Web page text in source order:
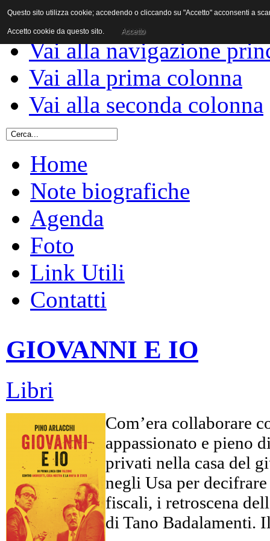
Vai al contenuto
Vai alla navigazione
Vai alla prima colonna
Vai alla seconda colonna
Home
Note biografiche
Agenda
Foto
Link Utili
Contatti
GIOVANNI E IO
Libri
Com’era collaborare
appassionato e pieno
privati nella casa del
negli Usa per
fiscali, i retroscena
di Tano Badalamenti.
Questo sito utilizza cookie; accedendo o cliccando su "Accetto" acconsenti a
Accetto cookie da questo sito. Accetto